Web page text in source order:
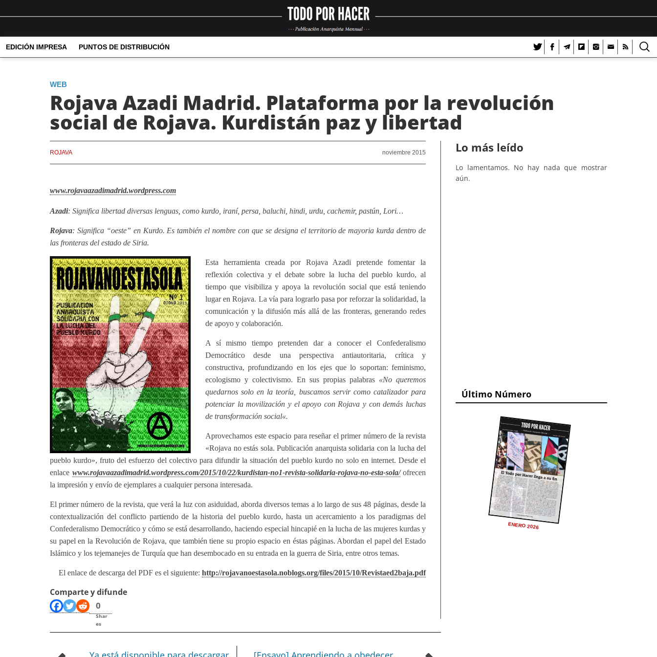
EDICIÓN IMPRESA PUNTOS DE DISTRIBUCIÓN
WEB
Rojava Azadi Madrid. Plataforma por la revolución
social de Rojava. Kurdistán paz y libertad
noviembre 2015
ROJAVA
www.rojavaazadimadrid.wordpress.com
Azadi: Significa libertad diversas lenguas, como kurdo, iraní, persa, baluchi, hindi, urdu, cachemir, pastún, Lori…
Rojava: Significa “oeste” en Kurdo. Es también el nombre con que se designa el territorio de mayoria kurda dentro de
las fronteras del estado de Siria.
Esta herramienta creada por Rojava Azadi pretende fomentar la
reflexión colectiva y el debate sobre la lucha del pueblo kurdo, al
tiempo que visibiliza y apoya la revolución social que está teniendo
lugar en Rojava. La vía para lograrlo pasa por reforzar la solidaridad, la
comunicación y la difusión más allá de las fronteras, generando redes
de apoyo y colaboración.
A sí mismo tiempo pretenden dar a conocer el Confederalismo
Democrático desde una perspectiva antiautoritaria, crítica y
constructiva, profundizando en los ejes que lo soportan: feminismo,
ecologismo y colectivismo. En sus propias palabras «No queremos
quedarnos solo en la teoría, buscamos servir como catalizador para
potenciar la movilización y el apoyo con Rojava y con demás luchas
de transformación social«.
Aprovechamos este espacio para reseñar el primer número de la revista
«Rojava no estás sola. Publicación anarquista solidaria con la lucha del
pueblo kurdo», fruto del esfuerzo del colectivo para difundir la situación del pueblo kurdo no solo en internet. Desde el
enlace www.rojavaazadimadrid.wordpress.com/2015/10/22/kurdistan-no1-revista-solidaria-rojava-no-esta-sola/ ofrecen
la impresión y envío de ejemplares a cualquier persona interesada.
El primer número de la revista, que verá la luz con asiduidad, aborda diversos temas a lo largo de sus 48 páginas, desde la
contextualización del conflicto partiendo de la historia del pueblo kurdo, hasta un acercamiento a los paradigmas del
Confederalismo Democrático y cómo se está desarrollando, haciendo especial hincapié en la lucha de las mujeres kurdas y
su papel en la Revolución de Rojava, que también tiene su propio espacio en éstas páginas. Abordan el papel del Estado
Islámico y los tejemanejes de Turquía que han desembocado en su entrada en la guerra de Siria, entre otros temas.
El enlace de descarga del PDF es el siguiente: http://rojavanoestasola.noblogs.org/files/2015/10/Revistaed2baja.pdf
Comparte y difunde
0
Shar
es
Lo más leído
Lo lamentamos. No hay nada que mostrar
aún.
Último Número
ENERO 2026